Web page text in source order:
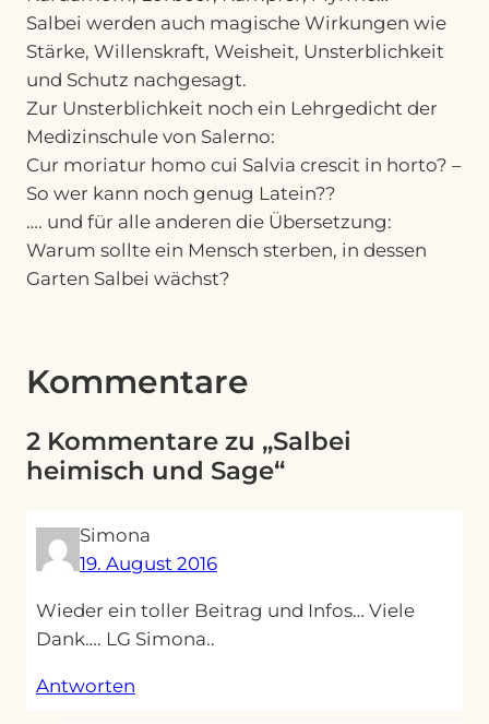
Salbei werden auch magische Wirkungen wie
Stärke, Willenskraft, Weisheit, Unsterblichkeit
und Schutz nachgesagt.
Zur Unsterblichkeit noch ein Lehrgedicht der
Medizinschule von Salerno:
Cur moriatur homo cui Salvia crescit in horto? –
So wer kann noch genug Latein??
…. und für alle anderen die Übersetzung:
Warum sollte ein Mensch sterben, in dessen
Garten Salbei wächst?
Kommentare
2 Kommentare zu „Salbei
heimisch und Sage“
Simona
19. August 2016
Wieder ein toller Beitrag und Infos… Viele
Dank…. LG Simona..
Antworten